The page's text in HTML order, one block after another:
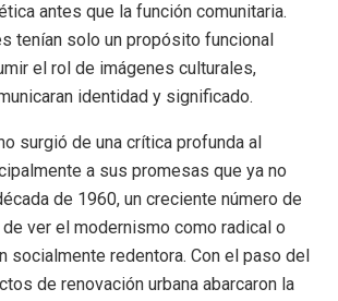
antes que la función comunitaria.
tenían solo un propósito funcional
el rol de imágenes culturales,
identidad y significado.
surgió de una crítica profunda al
a sus promesas que ya no
de 1960, un creciente número de
ver el modernismo como radical o
socialmente redentora. Con el paso del
de renovación urbana abarcaron la